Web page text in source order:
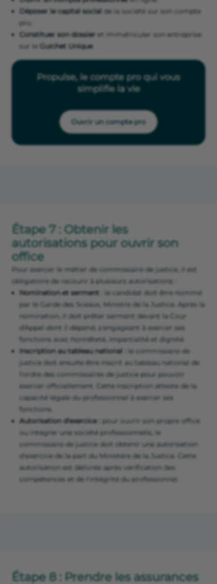
Déposer le capital social de la société sur son compte
pro.
Constituer son dossier et immatriculer son entreprise
sur le
Guichet Unique.
Propulse, le compte pro qui vous
simplifie la vie
Ouvrir un compte pro
Étape 7 : Obtenir les
autorisations pour ouvrir son
office
Pour exercer le métier de commissaire de justice, il est
obligatoire de recourir à plusieurs autorisations :
Nomination et serment : le candidat doit être nommé
par le Garde des Sceaux, Ministre de la Justice. Après la
nomination, il doit prêter serment devant la Cour
d'Appel dont il dépend, s'engageant à exercer ses
fonctions avec honnêteté, impartialité et dignité.
Inscription au tableau national :
le commissaire de
justice doit ensuite être inscrit au tableau national de
l'ordre des commissaires de justice pour pouvoir
exercer officiellement. Cette inscription atteste de la
capacité légale du professionnel à exercer ses
fonctions.
Autorisation d'exercice : pour ouvrir son propre office
ou intégrer une société professionnelle, le
commissaire de justice doit obtenir une autorisation
d'exercice de la part du Ministère de la Justice. Cette
autorisation est délivrée après vérification des
compétences et de l'intégrité du professionnel.
Étape 8 : Prendre les assurances